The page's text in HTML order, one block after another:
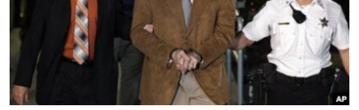
"Tìm"
NGƯỜI VIỆT HẢI NGOẠI
ĐỜI SỐNG
KINH TẾ
KHOA HỌC
HÀNH TRÌNH BẦU CỬ 2024
MỘT NĂM CHIẾN TRANH TẠI DẢI GAZA
GIẢI MÃ VÀNH ĐAI & CON ĐƯỜNG
VIDEO
NGHE
MẠNG XÃ HỘI